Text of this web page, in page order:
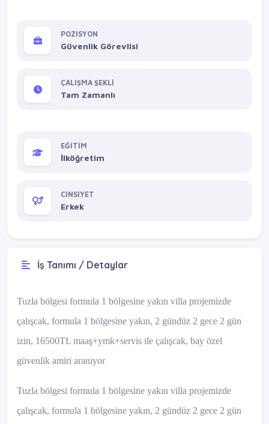
POZİSYON
Güvenlik Görevlisi
ÇALIŞMA ŞEKLİ
Tam Zamanlı
EĞİTİM
İlköğretim
CİNSİYET
Erkek
İş Tanımı / Detaylar
Tuzla bölgesi formula 1 bölgesine yakın villa projemizde
çalışcak, formula 1 bölgesine yakın, 2 gündüz 2 gece 2 gün
izin, 16500TL maaş+ymk+servis ile çalışcak, bay özel
güvenlik amiri aranıyor
Tuzla bölgesi formula 1 bölgesine yakın villa projemizde
çalışcak, formula 1 bölgesine yakın, 2 gündüz 2 gece 2 gün